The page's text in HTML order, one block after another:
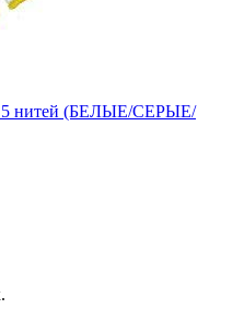
5 нитей (БЕЛЫЕ/СЕРЫЕ/